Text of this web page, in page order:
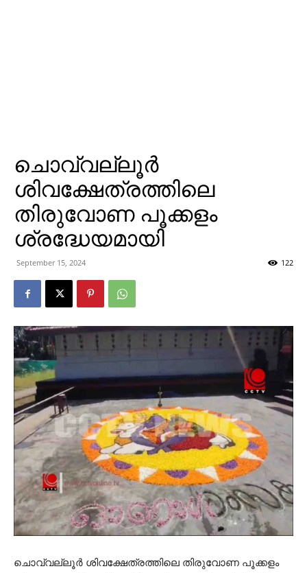
ചൊവ്വല്ലൂര്‍
ശിവക്ഷേത്രത്തിലെ
തിരുവോണ പൂക്കളം
ശ്രദ്ധേയമായി
September 15, 2024 122
ചൊവ്വല്ലൂര്‍ ശിവക്ഷേത്രത്തിലെ തിരുവോണ പൂക്കളം